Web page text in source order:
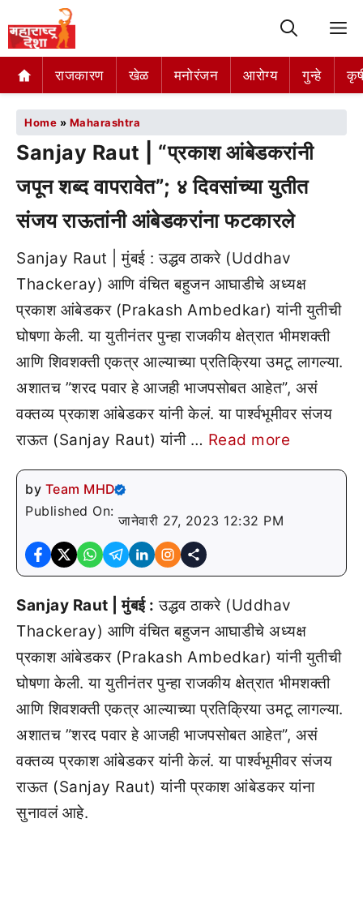
राजकारण खेळ मनोरंजन आरोग्य गुन्हे
Home » Maharashtra
Sanjay Raut | “प्रकाश आंबेडकरांनी
जपून शब्द वापरावेत”; ४ दिवसांच्या युतीत
संजय राऊतांनी आंबेडकरांना फटकारले
Sanjay Raut | मुंबई : उद्धव ठाकरे (Uddhav
Thackeray) आणि वंचित बहुजन आघाडीचे अध्यक्ष
प्रकाश आंबेडकर (Prakash Ambedkar) यांनी युतीची
घोषणा केली. या युतीनंतर पुन्हा राजकीय क्षेत्रात भीमशक्ती
आणि शिवशक्ती एकत्र आल्याच्या प्रतिक्रिया उमटू लागल्या.
अशातच ”शरद पवार हे आजही भाजपसोबत आहेत”, असं
वक्तव्य प्रकाश आंबेडकर यांनी केलं. या पार्श्वभूमीवर संजय
राऊत (Sanjay Raut) यांनी … Read more
by Team MHD
Published On:
जानेवारी 27, 2023 12:32 PM
Sanjay Raut | मुंबई : उद्धव ठाकरे (Uddhav
Thackeray) आणि वंचित बहुजन आघाडीचे अध्यक्ष
प्रकाश आंबेडकर (Prakash Ambedkar) यांनी युतीची
घोषणा केली. या युतीनंतर पुन्हा राजकीय क्षेत्रात भीमशक्ती
आणि शिवशक्ती एकत्र आल्याच्या प्रतिक्रिया उमटू लागल्या.
अशातच ”शरद पवार हे आजही भाजपसोबत आहेत”, असं
वक्तव्य प्रकाश आंबेडकर यांनी केलं. या पार्श्वभूमीवर संजय
राऊत (Sanjay Raut) यांनी प्रकाश आंबेडकर यांना
सुनावलं आहे.